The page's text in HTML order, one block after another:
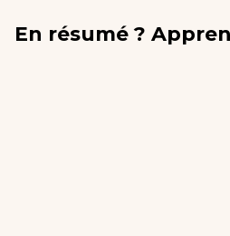
En résumé ?